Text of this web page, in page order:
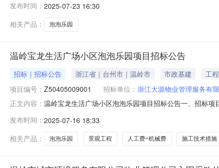
项目招投标活动的意见》等相关规定对评标结果予以公
例》第五十四条规
发布时间： 2025-07-23 16:30
相关产品：
泡泡乐园
温岭宝龙生活广场小区泡泡乐园项目招标公告
招标｜招标公告 浙江省｜台州市｜温岭市 市政基建
工程
项目编号： Z50405009001 招标单位： 浙江大源物业管理服务有
正文内容： 温岭宝龙生活广场小区泡泡乐园项目招标公告一、招标
天工程概况：本工程为温岭宝龙生活广场小区泡泡乐园
书）三、投标申请人资格要求1、投标申
发布时间： 2025-07-16 18:33
相关产品：
泡泡乐园 景观工程 人工费+机械费 施工技术措施